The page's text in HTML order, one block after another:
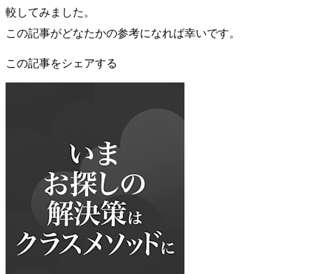
較してみました。
この記事がどなたかの参考になれば幸いです。
この記事をシェアする